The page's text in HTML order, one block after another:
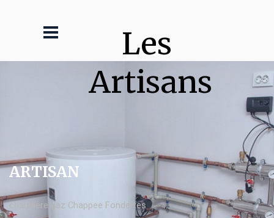
Les
Artisans
ARTISAN
chaudière gaz Chappee Fondettes